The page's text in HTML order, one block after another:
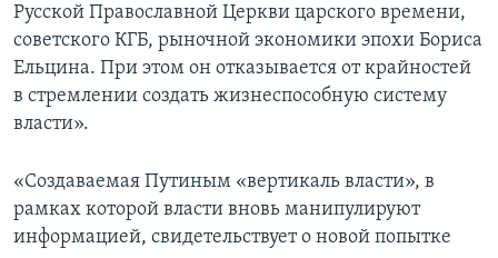
Русской Православной Церкви царского времени,
советского КГБ, рыночной экономики эпохи Бориса
Ельцина. При этом он отказывается от крайностей
в стремлении создать жизнеспособную систему
власти».
«Создаваемая Путиным «вертикаль власти», в
рамках которой власти вновь манипулируют
информацией, свидетельствует о новой попытке